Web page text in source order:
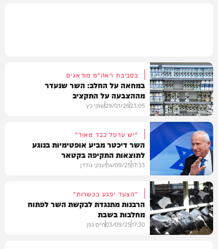
חדשות
בסביבת ראה"מ מודאגים
במחאה על החלב: השר שנעדר
מההצבעה על התקציב
23:05
29/01/26שוקי כץ
חדשות
"יש ערפל כבד מאוד"
השר דיכטר מביע אופטימיות בנוגע
לתוצאות התקיפה בקטאר
17:33
14/09/25יענקי גולדן
"הצעד יפגע בכשרות"
הרבנות מתנגדת לבקשת השר לפתוח
מחלבות בשבת
17:30
03/09/25חיים גפן